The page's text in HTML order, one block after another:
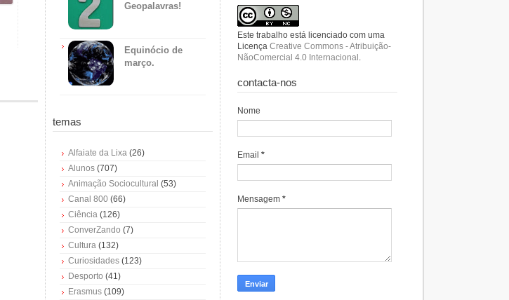
Geopalavras!
Equinócio de
março.
temas
Alfaiate da Lixa (26)
Alunos (707)
Animação Sociocultural (53)
Canal 800 (66)
Ciência (126)
ConverZando (7)
Cultura (132)
Curiosidades (123)
Desporto (41)
Erasmus (109)
Este trabalho está licenciado com uma
Licença Creative Commons - Atribuição-
NãoComercial 4.0 Internacional .
contacta-nos
Nome
Email *
Mensagem *